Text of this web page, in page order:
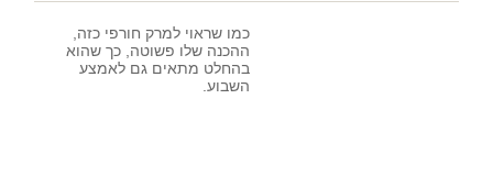
כמו שראוי למרק חורפי כזה,
ההכנה שלו פשוטה, כך שהוא
בהחלט מתאים גם לאמצע
השבוע.